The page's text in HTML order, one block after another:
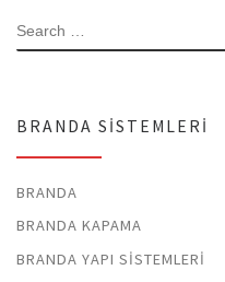
SEARCH
BRANDA SISTEMLERI
BRANDA
BRANDA KAPAMA
BRANDA YAPI SISTEMLERI